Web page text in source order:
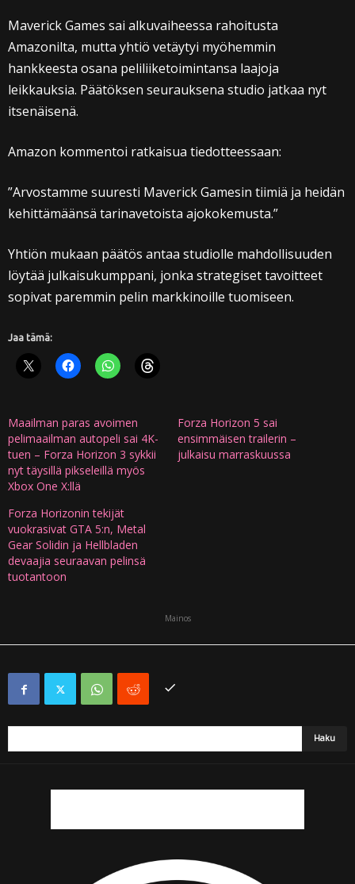
Maverick Games sai alkuvaiheessa rahoitusta
Amazonilta, mutta yhtiö vetäytyi myöhemmin
hankkeesta osana peliliiketoimintansa laajoja
leikkauksia. Päätöksen seurauksena studio jatkaa nyt
itsenäisenä.
Amazon kommentoi ratkaisua tiedotteessaan:
”Arvostamme suuresti Maverick Gamesin tiimiä ja heidän
kehittämäänsä tarinavetoista ajokokemusta.”
Yhtiön mukaan päätös antaa studiolle mahdollisuuden
löytää julkaisukumppani, jonka strategiset tavoitteet
sopivat paremmin pelin markkinoille tuomiseen.
Jaa tämä:
Maailman paras avoimen
pelimaailman autopeli sai 4K-
tuen – Forza Horizon 3 sykkii
nyt täysillä pikseleillä myös
Xbox One X:llä
Forza Horizon 5 sai
ensimmäisen trailerin –
julkaisu marraskuussa
Forza Horizonin tekijät
vuokrasivat GTA 5:n, Metal
Gear Solidin ja Hellbladen
devaajia seuraavan pelinsä
tuotantoon
Mainos